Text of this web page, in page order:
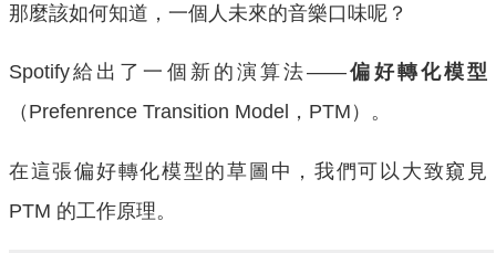
那麼該如何知道，一個人未來的音樂口味呢？
Spotify給出了一個新的演算法——偏好轉化模型
（Prefenrence Transition Model，PTM）。
在這張偏好轉化模型的草圖中，我們可以大致窺見
PTM 的工作原理。